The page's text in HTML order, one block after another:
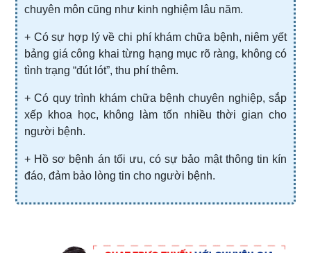
chuyên môn cũng như kinh nghiệm lâu năm.
+ Có sự hợp lý về chi phí khám chữa bệnh, niêm yết
bảng giá công khai từng hạng mục rõ ràng, không có
tình trạng “đút lót”, thu phí thêm.
+ Có quy trình khám chữa bệnh chuyên nghiệp, sắp
xếp khoa học, không làm tốn nhiều thời gian cho
người bệnh.
+ Hồ sơ bệnh án tối ưu, có sự bảo mật thông tin kín
đáo, đảm bảo lòng tin cho người bệnh.